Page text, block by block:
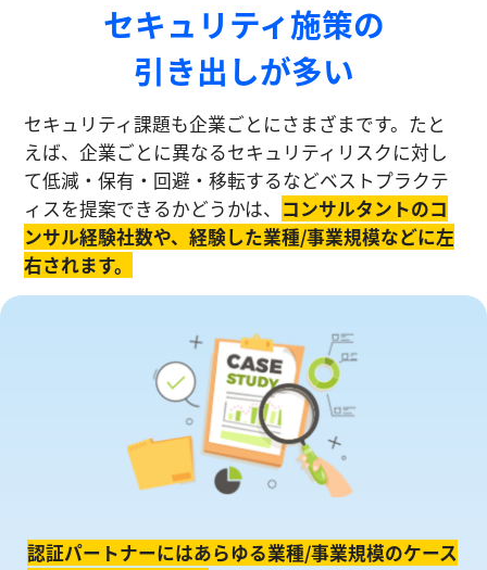
セキュリティ施策の
引き出しが多い
セキュリティ課題も企業ごとにさまざまです。たと
えば、企業ごとに異なるセキュリティリスクに対し
て低減・保有・回避・移転するなどベストプラクテ
ィスを提案できるかどうかは、 コンサルタントのコ
ンサル経験社数や、経験した業種/事業規模などに左
右されます。
認証パートナーにはあらゆる業種/事業規模のケース